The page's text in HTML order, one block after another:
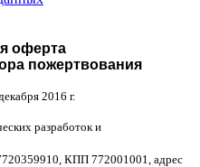
оферта
пожертвования
декабря 2016 г.
разработок и
КПП 772001001, адрес